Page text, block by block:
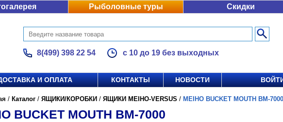
Рыболовные туры Скидки
8(499) 398 22 54 с 10 до 19 без выходных
И ОПЛАТА КОНТАКТЫ НОВОСТИ
/ Каталог / ЯЩИКИ/КОРОБКИ / ЯЩИКИ MEIHO-VERSUS / MEIHO BUCKET MOUTH BM-7000
BUCKET MOUTH BM-7000